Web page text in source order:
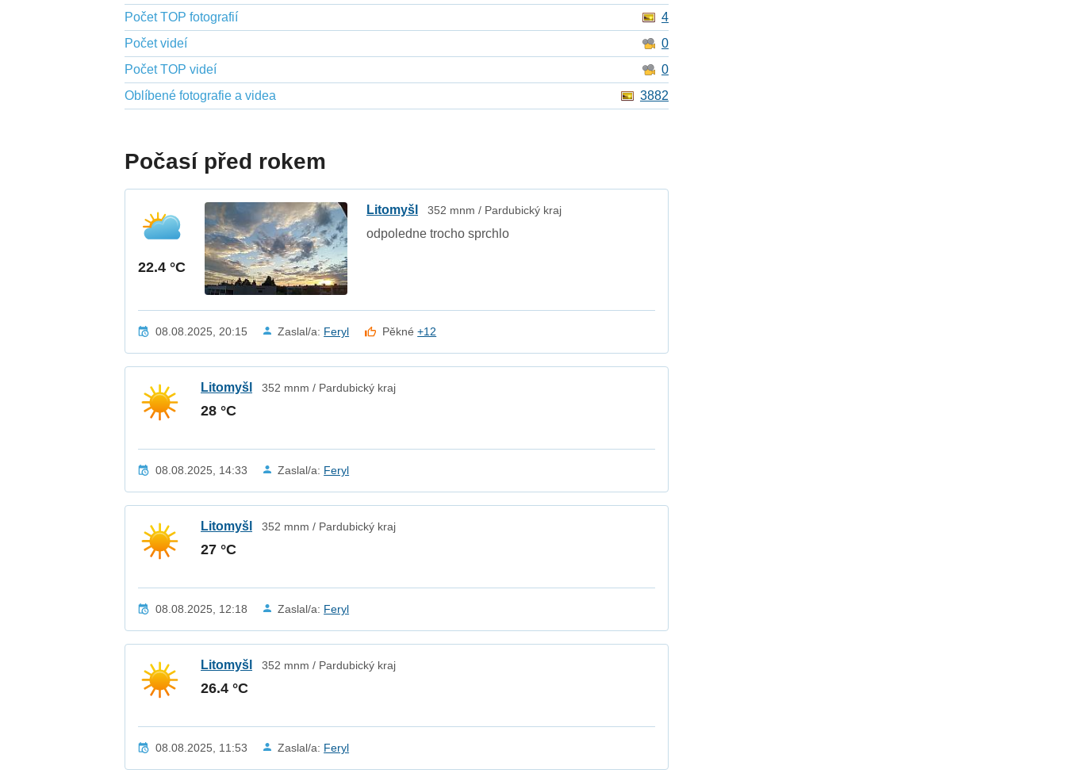
Počet TOP fotografií
4
Počet videí
0
Počet TOP videí
0
Oblíbené fotografie a videa
3882
Počasí před rokem
22.4 °C
Litomyšl 352 mnm / Pardubický kraj
odpoledne trocho sprchlo
08.08.2025, 20:15 Zaslal/a: Feryl Pěkné+12
Litomyšl 352 mnm / Pardubický kraj
28 °C
08.08.2025, 14:33 Zaslal/a: Feryl
Litomyšl 352 mnm / Pardubický kraj
27 °C
08.08.2025, 12:18 Zaslal/a: Feryl
Litomyšl 352 mnm / Pardubický kraj
26.4 °C
08.08.2025, 11:53 Zaslal/a: Feryl